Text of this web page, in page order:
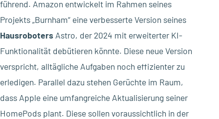
führend. Amazon entwickelt im Rahmen seines
Projekts „Burnham“ eine verbesserte Version seines
Hausroboters Astro, der 2024 mit erweiterter KI-
Funktionalität debütieren könnte. Diese neue Version
verspricht, alltägliche Aufgaben noch effizienter zu
erledigen. Parallel dazu stehen Gerüchte im Raum,
dass Apple eine umfangreiche Aktualisierung seiner
HomePods plant. Diese sollen voraussichtlich in der